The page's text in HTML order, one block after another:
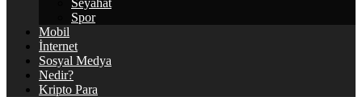
Seyahat
Spor
Mobil
İnternet
Sosyal Medya
Nedir?
Kripto Para